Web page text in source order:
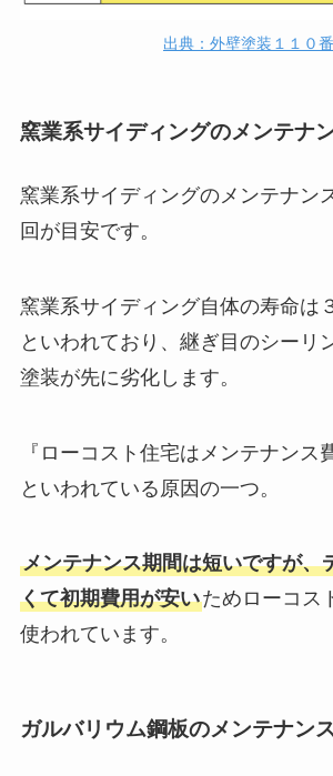
出典：外壁塗装１１０番
窯業系サイディングのメンテナ
窯業系サイディングのメンテナン
回が目安です。
窯業系サイディング自体の寿命は
といわれており、継ぎ目のシーリ
塗装が先に劣化します。
『ローコスト住宅はメンテナンス
といわれている原因の一つ。
メンテナンス期間は短いですが、
くて初期費用が安いためローコス
使われています。
ガルバリウム鋼板のメンテナン